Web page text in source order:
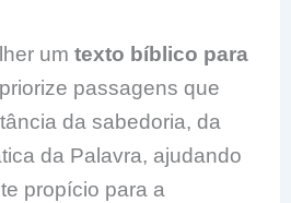
umtexto bíblico para
passagens que
da sabedoria, da
da Palavra, ajudando
propício para a